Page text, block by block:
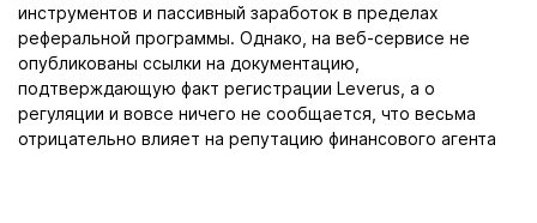
инструментов и пассивный заработок в пределах
реферальной программы. Однако, на веб-сервисе не
опубликованы ссылки на документацию,
подтверждающую факт регистрации Leverus, а о
регуляции и вовсе ничего не сообщается, что весьма
отрицательно влияет на репутацию финансового агента